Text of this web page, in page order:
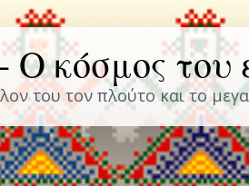
Ο κόσμος του
του τον πλούτο και το